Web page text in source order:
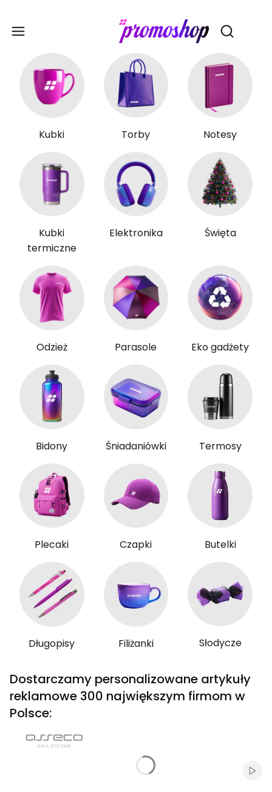
Otwórz
Kubki Torby Notesy
Kubki
termiczne
Elektronika Święta
Odzież Parasole Eko gadżety
Bidony Śniadaniówki Termosy
Plecaki Czapki Butelki
Długopisy Filiżanki Słodycze
Dostarczamy personalizowane artykuły
reklamowe 300 największym firmom w
Polsce: